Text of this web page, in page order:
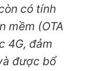
có tính
mềm (OTA
4G, đảm
được bổ